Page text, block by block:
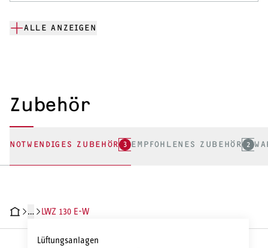
ALLE ANZEIGEN
Zubehör
NOTWENDIGES ZUBEHÖR 3 EMPFOHLENES ZUBEHÖR 2
DATEN DOKUMENTE
…
Lüftungsanlagen
LWZ 130 E-W